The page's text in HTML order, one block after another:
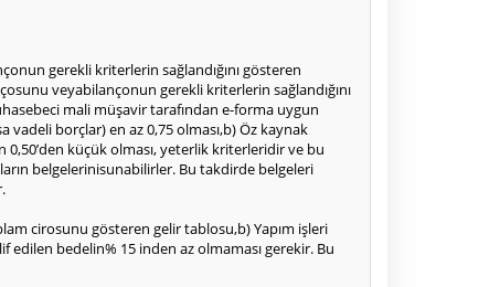
gerekli kriterlerin sağlandığını gösteren
veyabilançonun gerekli kriterlerin sağlandığını
mali müşavir tarafından e-forma uygun
vadeli borçlar) en az 0,75 olması,b) Öz kaynak
0,50’den küçük olması, yeterlik kriterleridir ve bu
belgelerinisunabilirler. Bu takdirde belgeleri
cirosunu gösteren gelir tablosu,b) Yapım işleri
bedelin% 15 inden az olmaması gerekir. Bu